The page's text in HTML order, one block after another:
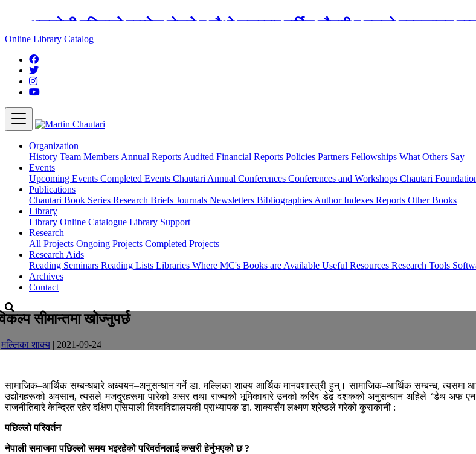
अङ्ग्रेजी महिनाको प्रत्येक दोस्रो र चौथो शुक्रबार मार्टिन चौतारी र यसको पुस्तकालय
Online Library Catalog
Organization
History Team Members Annual Reports Audited Financial Reports Policies Partners Fellowships What Others Say
Events
Upcoming Events Completed Events Chautari Annual Conferences Conferences and Workshops Chautari
Publications
Chautari Book Series Research Briefs Journals Newsletters Bibliographies Author Indexes Reports Other Books
Library
Library Online Catalogue Library Support
Research
All Projects Ongoing Projects Completed Projects
Research Aids
Reading Seminars Reading Lists Libraries Where MC's Books are Available Useful Resources Research Tools
Archives
Contact
सीमान्तमा खोज्नुपर्छ
मल्लिका शाक्य | 2021-09-24
सामाजिक–आर्थिक सम्बन्धबारे अध्ययन–अनुसन्धान गर्ने डा. मल्लिका शाक्य आर्थिक मानवशास्त्री हुन्। सामाजिक–आर्थिक सम्बन्ध, त्यसमा
उद्योगहरूको अवसान, त्यसले मजदुरहरूमा पारेको असर तथा राज्यको भूमिकाबारे उनको करिब डेढ दशकको अनुसन्धान अहिले ‘डेथ अफ एन
राजनीतिबारे केन्द्रित रहेर दक्षिण एसियाली विश्वविद्यालयकी प्राध्यापक डा. शाक्यसँग लक्ष्मण श्रेष्ठले गरेको कुराकानी :
पछिल्लो परिवर्तन
नेपाली समाजमा पछिल्लो समय भइरहेको परिवर्तनलाई कसरी हेर्नुभएको छ ?